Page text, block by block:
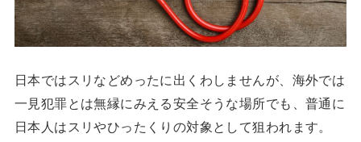
日本ではスリなどめったに出くわしませんが、海外では
一見犯罪とは無縁にみえる安全そうな場所でも、普通に
日本人はスリやひったくりの対象として狙われます。